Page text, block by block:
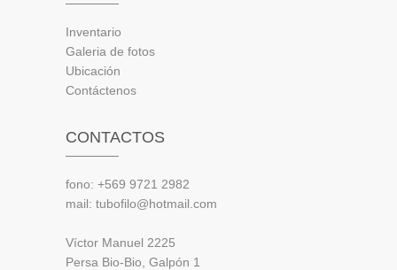
Inventario
Galeria de fotos
Ubicación
Contáctenos
CONTACTOS
fono: +569 9721 2982
mail: tubofilo@hotmail.com
Víctor Manuel 2225
Persa Bio-Bio, Galpón 1